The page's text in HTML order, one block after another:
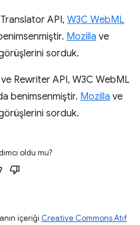
API, W3C WebML
Mozilla ve
sorduk.
Rewriter API, W3C WebML
benimsenmiştir. Mozilla ve
sorduk.
oldu mu?
içeriği Creative Commons Atıf